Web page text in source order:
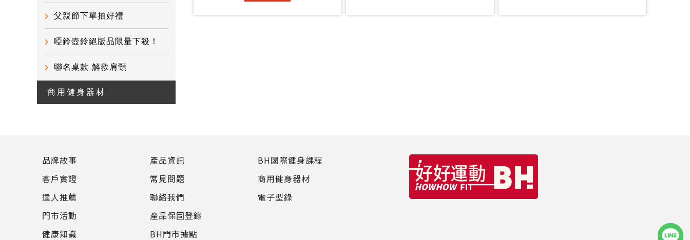
父親節下單抽好禮
啞鈴壺鈴絕版品限量下殺！
聯名桌款 解救肩頸
商用健身器材
品牌故事
客戶實證
達人推薦
門市活動
健康知識
產品資訊
常見問題
聯絡我們
產品保固登錄
BH門市據點
BH國際健身課程
商用健身器材
電子型錄